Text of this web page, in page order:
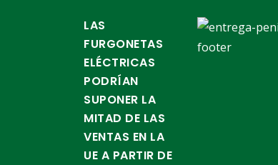
LAS
FURGONETAS
ELÉCTRICAS
PODRÍAN
SUPONER LA
MITAD DE LAS
VENTAS EN LA
UE A PARTIR DE